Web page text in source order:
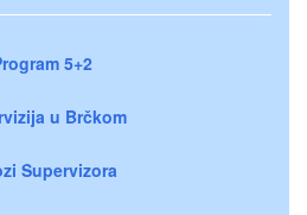
5+2
u Brčkom
Supervizora